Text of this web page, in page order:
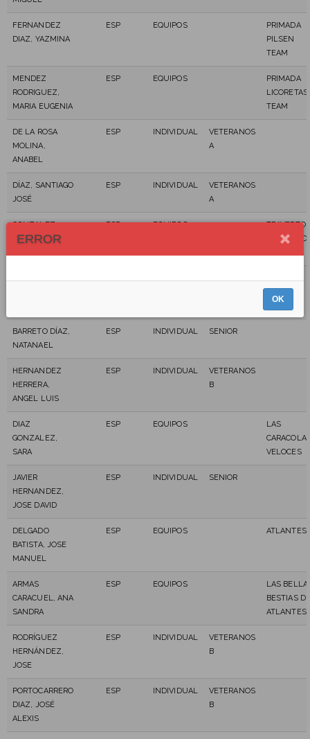
FERNANDEZ
DIAZ, YAZMINA
ESP EQUIPOS
PRIMADA
PILSEN
TEAM
MENDEZ
RODRIGUEZ,
MARIA EUGENIA
ESP EQUIPOS
PRIMADA
LICORETAS
TEAM
DE LA ROSA
MOLINA,
ANABEL
ESP INDIVIDUAL
VETERANOS
A
DÍAZ, SANTIAGO
JOSÉ
ESP INDIVIDUAL
VETERANOS
A
GONZALEZ
PEREZ, SONIA
ESP EQUIPOS
VIDA
BARRETO DÍAZ,
NATANAEL
ESP INDIVIDUAL SENIOR
HERNANDEZ
HERRERA,
ANGEL LUIS
ESP INDIVIDUAL
VETERANOS
B
DIAZ
GONZALEZ,
SARA
ESP EQUIPOS
LAS
VELOCES
JAVIER
HERNANDEZ,
JOSE DAVID
ESP INDIVIDUAL SENIOR
DELGADO
BATISTA, JOSE
MANUEL
ESP EQUIPOS ATLANTES
ARMAS
CARACUEL, ANA
SANDRA
ESP EQUIPOS
LAS
BESTIAS
ATLANTES
RODRÍGUEZ
HERNÁNDEZ,
JOSE
ESP INDIVIDUAL
VETERANOS
B
PORTOCARRERO
DIAZ, JOSÉ
ALEXIS
ESP INDIVIDUAL
VETERANOS
B
ERROR
OK